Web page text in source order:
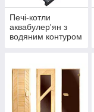
Печі-котли
аквабулер'ян з
водяним контуром